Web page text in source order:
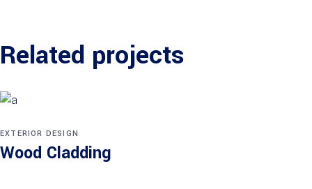
Related projects
EXTERIOR DESIGN
Wood Cladding